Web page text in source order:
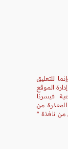
للتعليق
الموقع
فيسرنا
من
من نافذة "